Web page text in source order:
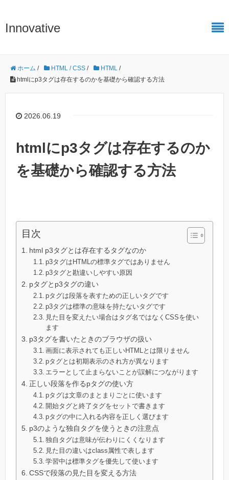
Innovative
ホーム / HTML / CSS / HTML /
htmlにp3タグは存在するのかを基礎から確認する方法
2026.06.19
htmlにp3タグは存在するのか
を基礎から確認する方法
目次
html p3タグとは存在するタグなのか
p3タグはHTMLの標準タグではありません
p3タグと勘違いしやすい原因
pタグとp3タグの違い
pタグは段落を表すための正しいタグです
p3タグは標準の意味を持たないタグです
見た目を変えたい場合はタグ名ではなくCSSを使い
ます
p3タグを書いたときのブラウザの扱い
画面に表示されても正しいHTMLとは限りません
pタグとは初期表示のされ方が異なります
エラーとして止まらないことが誤解につながります
正しい段落を作るpタグの使い方
pタグは文章のまとまりごとに使います
開始タグと終了タグをセットで書きます
pタグの中に入れる内容を正しく選びます
p3のような独自タグを使うときの注意点
独自タグは意味が伝わりにくくなります
見た目の違いはclass属性で表します
学習中は標準タグを優先して使います
CSSで段落の見た目を変える方法